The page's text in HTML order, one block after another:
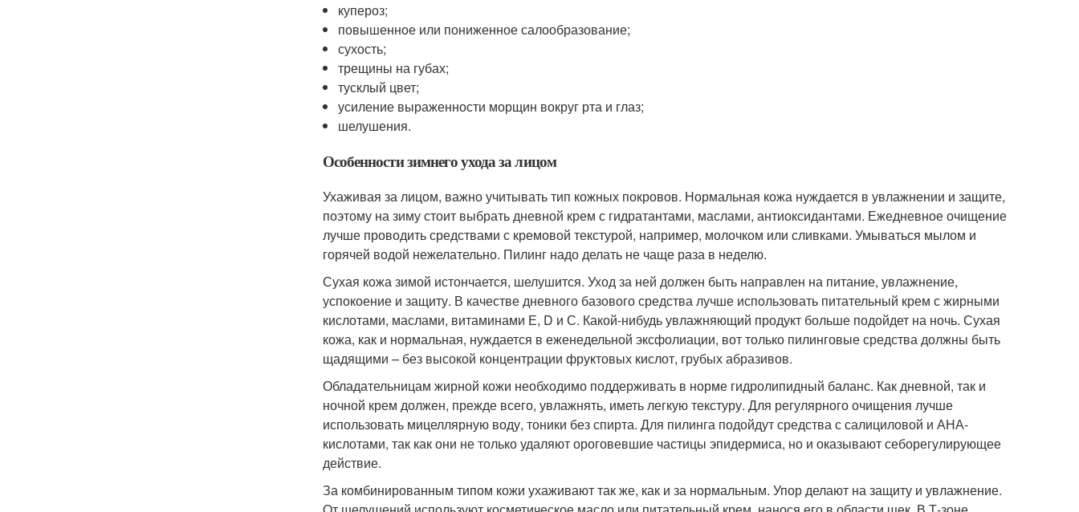
купероз;
повышенное или пониженное салообразование;
сухость;
трещины на губах;
тусклый цвет;
усиление выраженности морщин вокруг рта и глаз;
шелушения.
Особенности зимнего ухода за лицом
Ухаживая за лицом, важно учитывать тип кожных покровов. Нормальная кожа нуждается в увлажнении и защите,
поэтому на зиму стоит выбрать дневной крем с гидратантами, маслами, антиоксидантами. Ежедневное очищение
лучше проводить средствами с кремовой текстурой, например, молочком или сливками. Умываться мылом и
горячей водой нежелательно. Пилинг надо делать не чаще раза в неделю.
Сухая кожа зимой истончается, шелушится. Уход за ней должен быть направлен на питание, увлажнение,
успокоение и защиту. В качестве дневного базового средства лучше использовать питательный крем с жирными
кислотами, маслами, витаминами Е, D и С. Какой-нибудь увлажняющий продукт больше подойдет на ночь. Сухая
кожа, как и нормальная, нуждается в еженедельной эксфолиации, вот только пилинговые средства должны быть
щадящими – без высокой концентрации фруктовых кислот, грубых абразивов.
Обладательницам жирной кожи необходимо поддерживать в норме гидролипидный баланс. Как дневной, так и
ночной крем должен, прежде всего, увлажнять, иметь легкую текстуру. Для регулярного очищения лучше
использовать мицеллярную воду, тоники без спирта. Для пилинга подойдут средства с салициловой и АНА-
кислотами, так как они не только удаляют ороговевшие частицы эпидермиса, но и оказывают себорегулирующее
действие.
За комбинированным типом кожи ухаживают так же, как и за нормальным. Упор делают на защиту и увлажнение.